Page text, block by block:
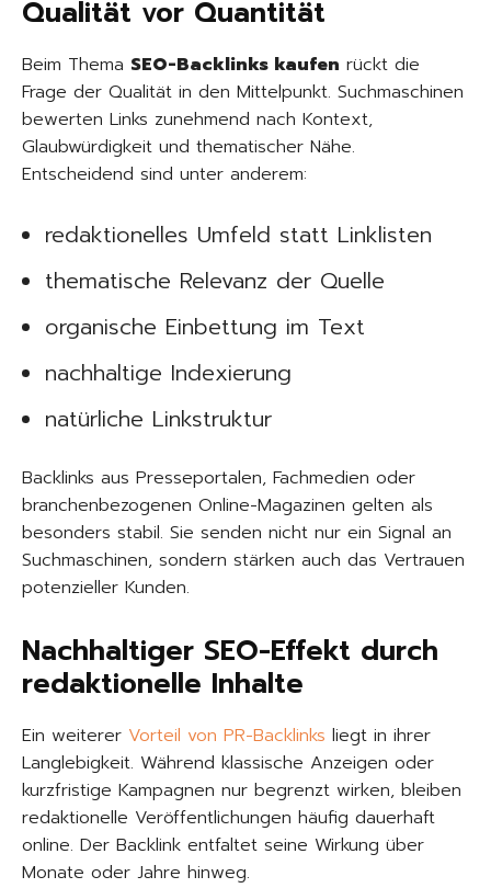
Qualität vor Quantität
Beim Thema SEO-Backlinks kaufen rückt die
Frage der Qualität in den Mittelpunkt. Suchmaschinen
bewerten Links zunehmend nach Kontext,
Glaubwürdigkeit und thematischer Nähe.
Entscheidend sind unter anderem:
redaktionelles Umfeld statt Linklisten
thematische Relevanz der Quelle
organische Einbettung im Text
nachhaltige Indexierung
natürliche Linkstruktur
Backlinks aus Presseportalen, Fachmedien oder
branchenbezogenen Online-Magazinen gelten als
besonders stabil. Sie senden nicht nur ein Signal an
Suchmaschinen, sondern stärken auch das Vertrauen
potenzieller Kunden.
Nachhaltiger SEO-Effekt durch
redaktionelle Inhalte
Ein weiterer Vorteil von PR-Backlinks liegt in ihrer
Langlebigkeit. Während klassische Anzeigen oder
kurzfristige Kampagnen nur begrenzt wirken, bleiben
redaktionelle Veröffentlichungen häufig dauerhaft
online. Der Backlink entfaltet seine Wirkung über
Monate oder Jahre hinweg.